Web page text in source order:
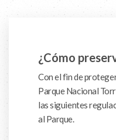
¿Cómo
Con el fin de
Parque Nacional
las siguientes
al Parque.